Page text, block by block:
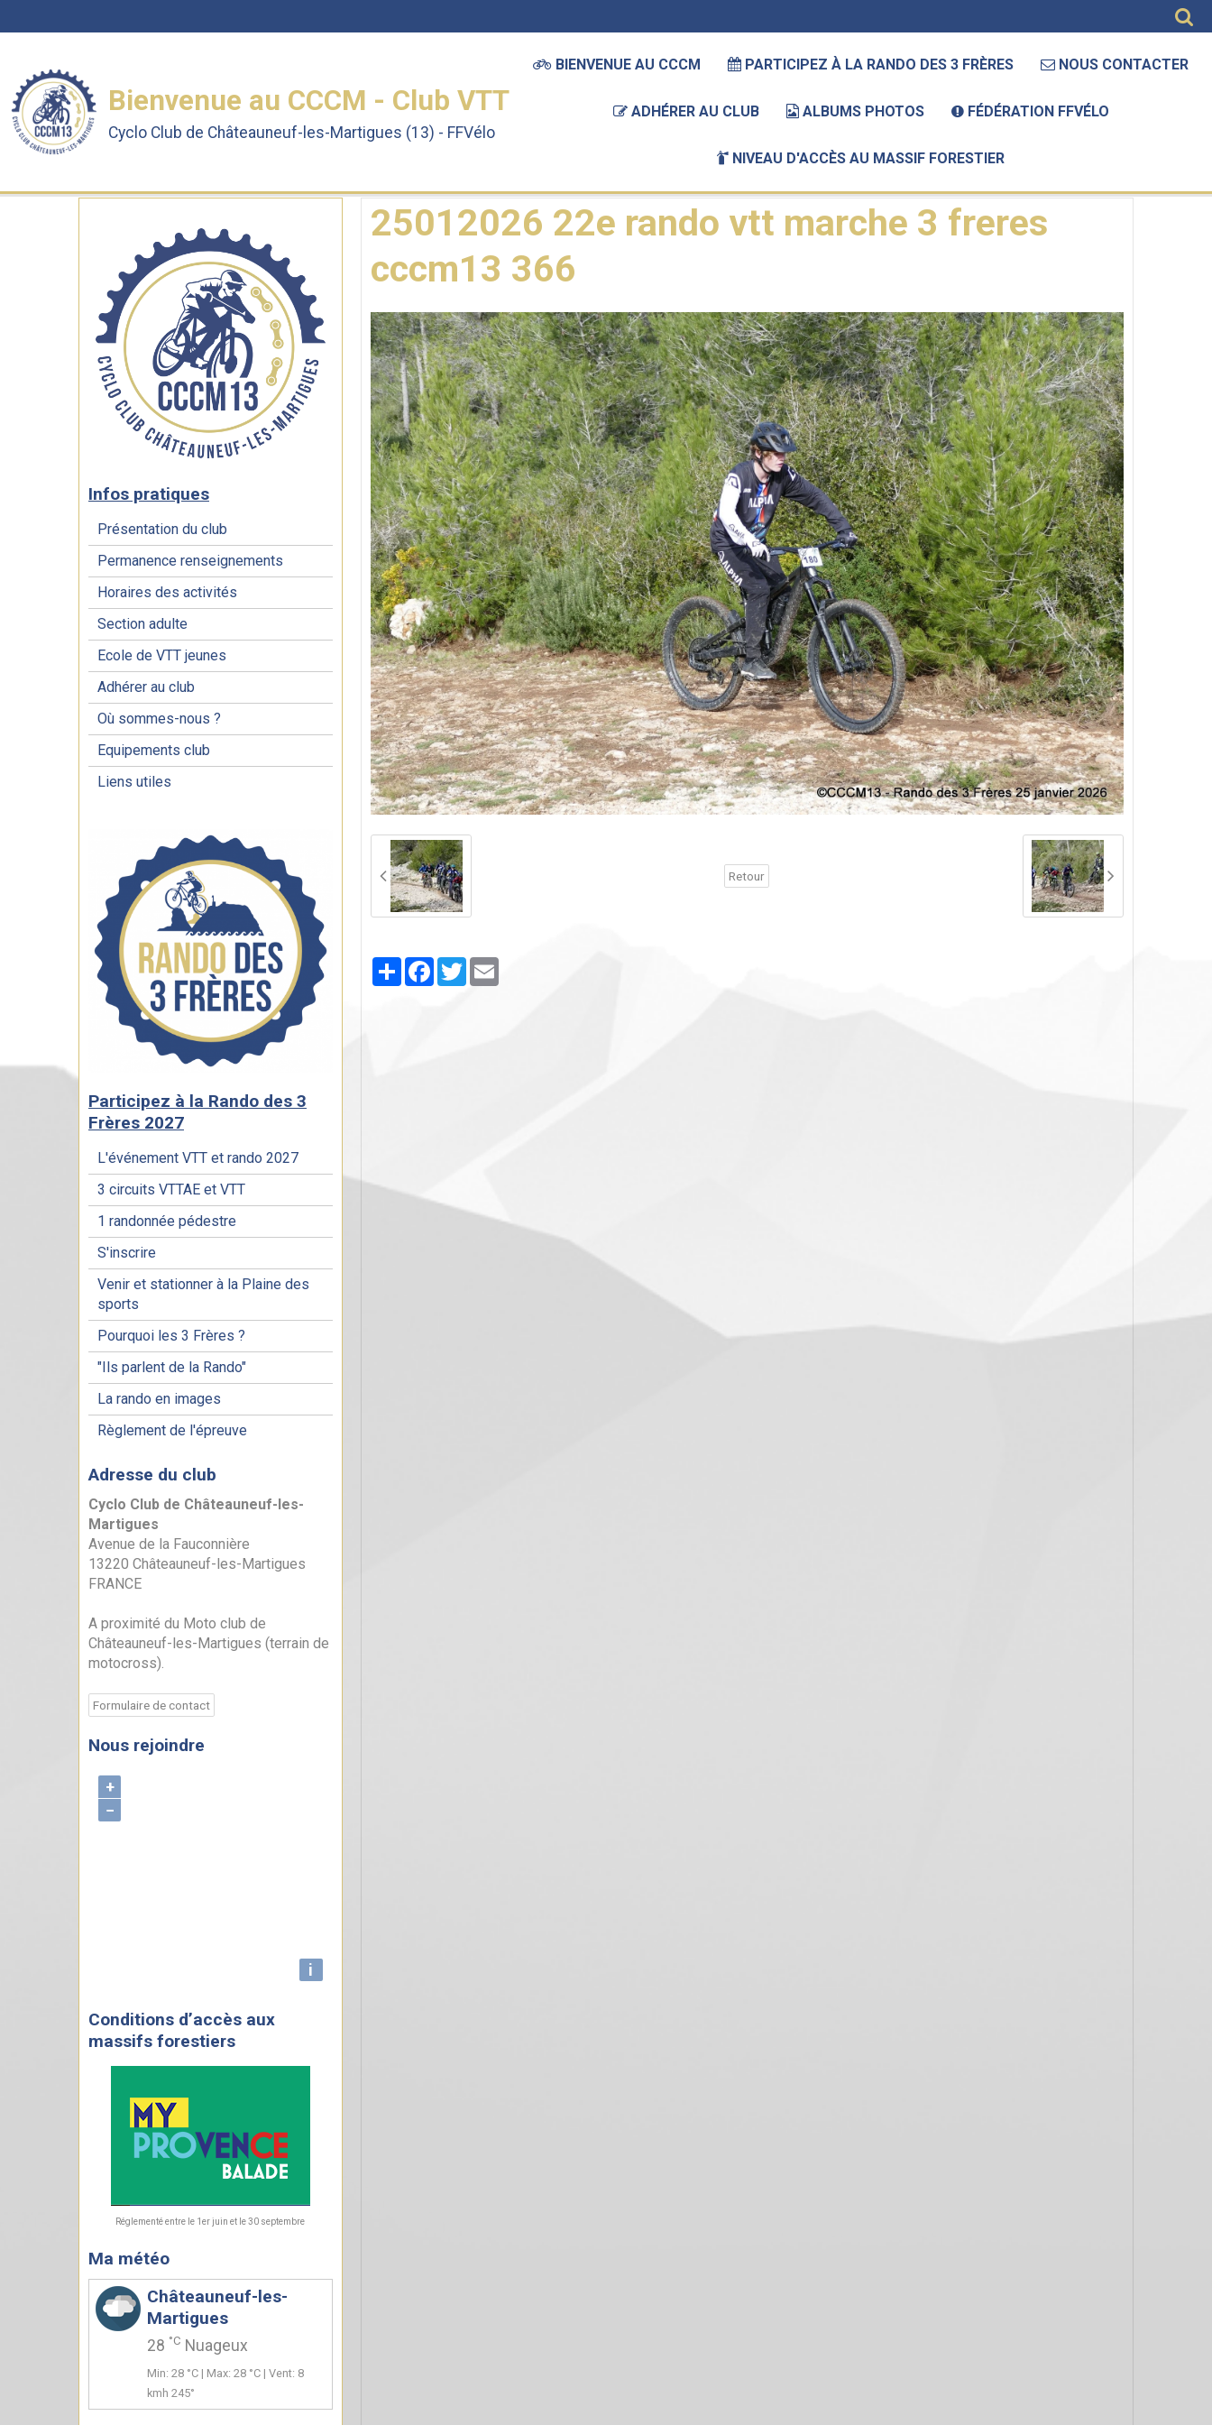
Bienvenue au CCCM - Club VTT
Cyclo Club de Châteauneuf-les-Martigues (13) - FFVélo
BIENVENUE AU CCCM PARTICIPEZ À LA RANDO DES 3 FRÈRES NOUS CONTACTER
ADHÉRER AU CLUB ALBUMS PHOTOS FÉDÉRATION FFVÉLO
NIVEAU D'ACCÈS AU MASSIF FORESTIER
25012026 22e rando vtt marche 3 freres cccm13 366
25012026 22e rando vtt marche 3 freres
cccm13 366
Retour
PartagerFacebook
TwitterEmail
Infos pratiques
Présentation du club
Permanence renseignements
Horaires des activités
Section adulte
Ecole de VTT jeunes
Adhérer au club
Où sommes-nous ?
Equipements club
Liens utiles
Participez à la Rando des 3
Frères 2027
L'événement VTT et rando 2027
3 circuits VTTAE et VTT
1 randonnée pédestre
S'inscrire
Venir et stationner à la Plaine des
sports
Pourquoi les 3 Frères ?
"Ils parlent de la Rando"
La rando en images
Règlement de l'épreuve
Adresse du club
Cyclo Club de Châteauneuf-les-
Martigues
Avenue de la Fauconnière
13220 Châteauneuf-les-Martigues
FRANCE
A proximité du Moto club de
Châteauneuf-les-Martigues (terrain de
motocross).
Formulaire de contact
Nous rejoindre
+
−
i
Conditions d’accès aux
massifs forestiers
Réglementé entre le 1er juin et le 30 septembre
Ma météo
Châteauneuf-les-
Martigues
28 °C Nuageux
Min: 28 °C | Max: 28 °C | Vent: 8
kmh 245°